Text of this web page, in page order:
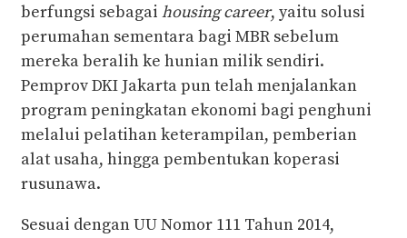
berfungsi sebagai housing career, yaitu solusi
perumahan sementara bagi MBR sebelum
mereka beralih ke hunian milik sendiri.
Pemprov DKI Jakarta pun telah menjalankan
program peningkatan ekonomi bagi penghuni
melalui pelatihan keterampilan, pemberian
alat usaha, hingga pembentukan koperasi
rusunawa.
Sesuai dengan UU Nomor 111 Tahun 2014,